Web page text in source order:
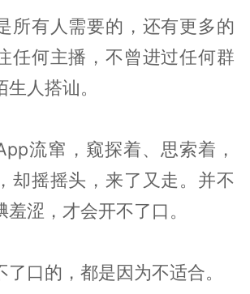
所有人需要的，还有更多的
任何主播，不曾进过任何群
人搭讪。
流窜，窥探着、思索着，
却摇摇头，来了又走。并不
羞涩，才会开不了口。
口的，都是因为不适合。